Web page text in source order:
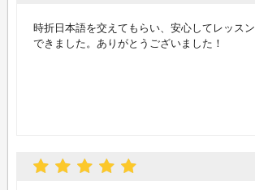
時折日本語を交えてもらい、安心してレッス
できました。ありがとうございました！